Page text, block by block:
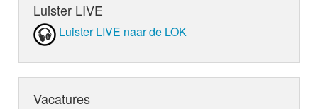
Luister LIVE
Luister LIVE naar de LOK
Vacatures